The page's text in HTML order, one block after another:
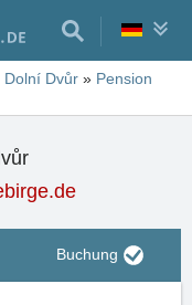
Dolní Dvůr » Pension
Buchung